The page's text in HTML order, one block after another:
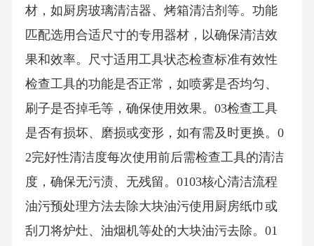
材，如厨房玻璃清洁器、烤箱清洁剂等。功能
匹配选用合适尺寸的专用器材，以确保清洁效
果和效率。尺寸适用工具状态检查标准有效性
检查工具的功能是否正常，如喷雾是否均匀、
刷子是否掉毛等，确保使用效果。03检查工具
是否有损坏、磨损或变形，如有需及时更换。0
2完好性清洁度每次使用前后需检查工具的清洁
度，确保无污渍、无残留。0103核心清洁流程
油污预处理方法去除大块油污使用厨房纸巾或
刮刀将炉灶、油烟机等处的大块油污去除。01